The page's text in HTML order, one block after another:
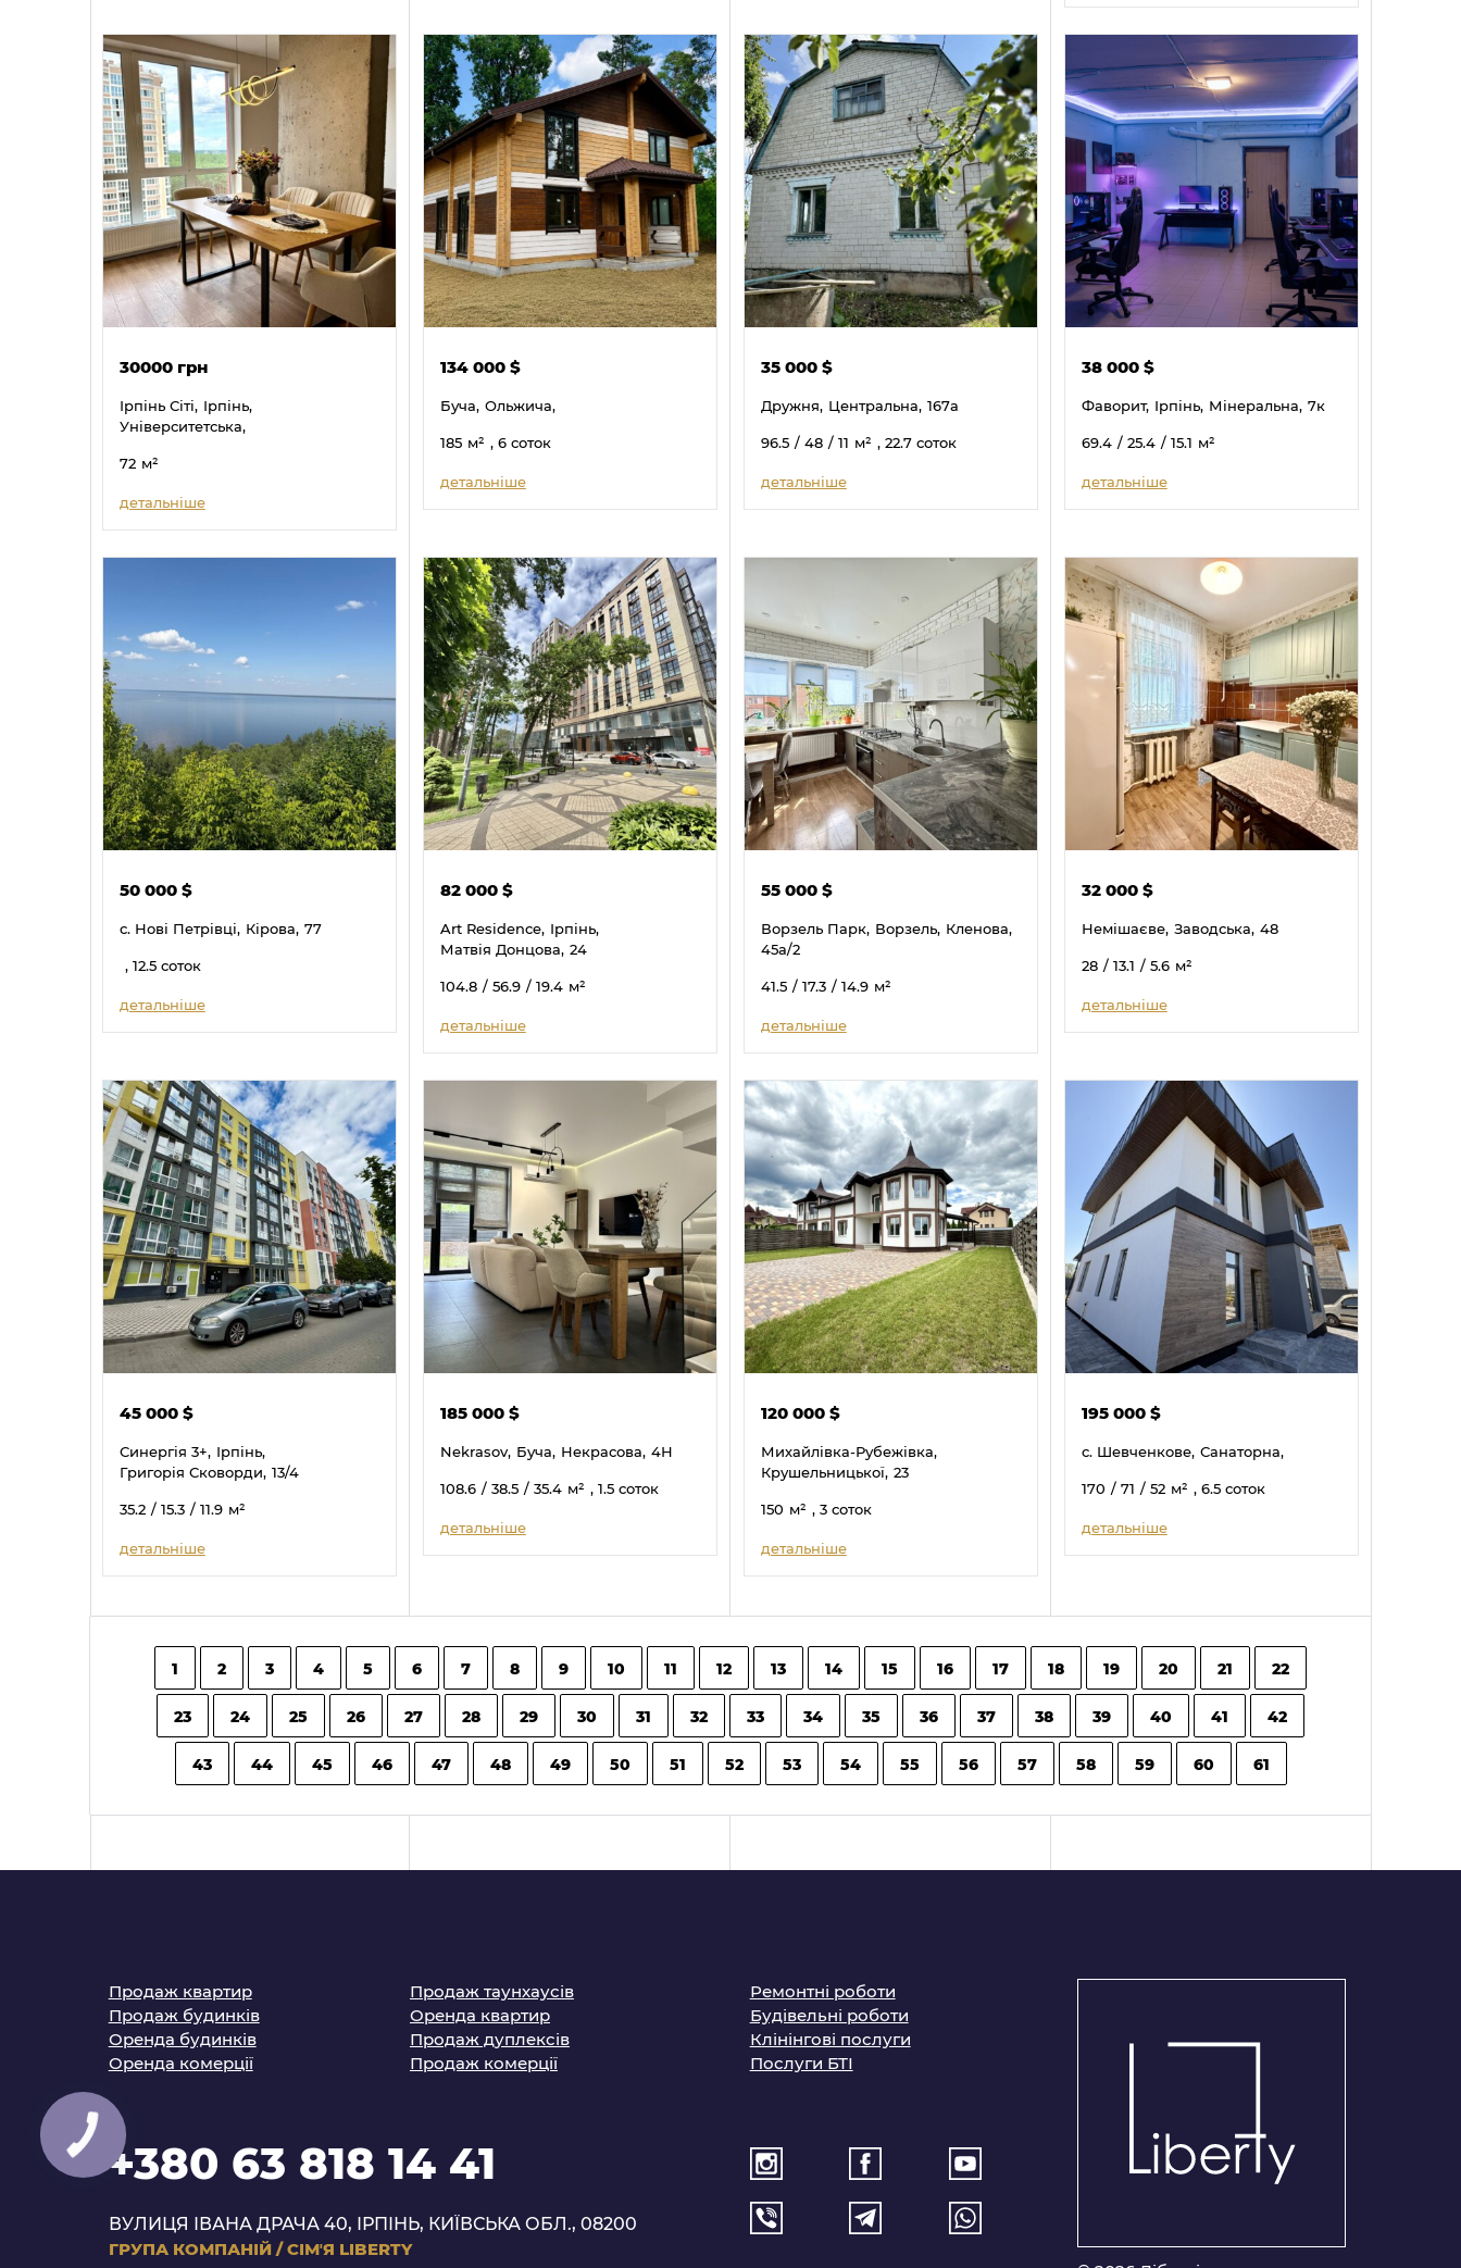
30000 грн
Ірпінь Сіті, Ірпінь,
Університетська,
72 м²
детальніше
134 000 $
Буча, Ольжича,
185 м² , 6 соток
детальніше
35 000 $
Дружня, Центральна, 167а
96.5 / 48 / 11 м² , 22.7 соток
детальніше
38 000 $
Фаворит, Ірпінь, Мінеральна, 7к
69.4 / 25.4 / 15.1 м²
детальніше
50 000 $
с. Нові Петрівці, Кірова, 77
, 12.5 соток
детальніше
82 000 $
Art Residence, Ірпінь,
Матвія Донцова, 24
104.8 / 56.9 / 19.4 м²
детальніше
55 000 $
Ворзель Парк, Ворзель, Кленова,
45а/2
41.5 / 17.3 / 14.9 м²
детальніше
32 000 $
Немішаєве, Заводська, 48
28 / 13.1 / 5.6 м²
детальніше
45 000 $
Синергія 3+, Ірпінь,
Григорія Сковорди, 13/4
35.2 / 15.3 / 11.9 м²
детальніше
185 000 $
Nekrasov, Буча, Некрасова, 4Н
108.6 / 38.5 / 35.4 м² , 1.5 соток
детальніше
120 000 $
Михайлівка-Рубежівка,
Крушельницької, 23
150 м² , 3 соток
детальніше
195 000 $
с. Шевченкове, Санаторна,
170 / 71 / 52 м² , 6.5 соток
детальніше
1 2 3 4 5 6 7 8 9 10 11 12 13 14 15 16 17 18 19 20 21 22
23 24 25 26 27 28 29 30 31 32 33 34 35 36 37 38 39 40 41 42
43 44 45 46 47 48 49 50 51 52 53 54 55 56 57 58 59 60 61
Продаж квартир
Продаж таунхаусів
Продаж будинків
Оренда квартир
Оренда будинків
Продаж дуплексів
Оренда комерції
Продаж комерції
Ремонтні роботи
Будівельні роботи
Клінінгові послуги
Послуги БТІ
+380 63 818 14 41
ВУЛИЦЯ ІВАНА ДРАЧА 40, ІРПІНЬ, КИЇВСЬКА ОБЛ., 08200
ГРУПА КОМПАНІЙ /СІМʼЯ LIBERTY